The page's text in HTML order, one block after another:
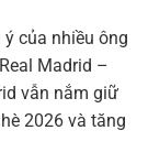
của nhiều ông
Madrid –
vẫn nắm giữ
2026 và tăng